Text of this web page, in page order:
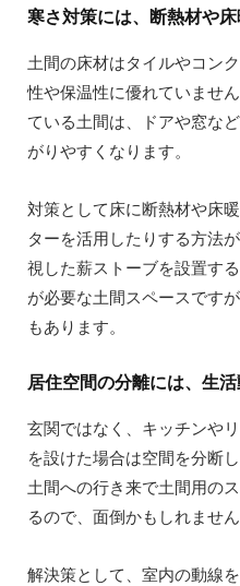
寒さ対策には、断熱材や
土間の床材はタイルやコン
性や保温性に優れていませ
ている土間は、ドアや窓な
がりやすくなります。
対策として床に断熱材や床
ターを活用したりする方法
視した薪ストーブを設置す
が必要な土間スペースです
もあります。
居住空間の分離には、生
玄関ではなく、キッチンや
を設けた場合は空間を分断
土間への行き来で土間用の
るので、面倒かもしれません
解決策として、室内の動線